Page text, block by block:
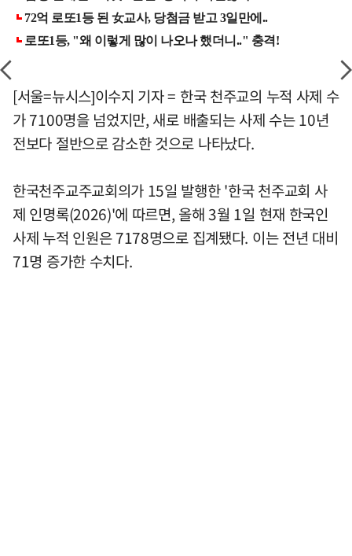
[서울=뉴시스]이수지 기자 = 한국 천주교의 누적 사제 수
가 7100명을 넘었지만, 새로 배출되는 사제 수는 10년
전보다 절반으로 감소한 것으로 나타났다.
한국천주교주교회의가 15일 발행한 '한국 천주교회 사
제 인명록(2026)'에 따르면, 올해 3월 1일 현재 한국인
사제 누적 인원은 7178명으로 집계됐다. 이는 전년 대비
71명 증가한 수치다.